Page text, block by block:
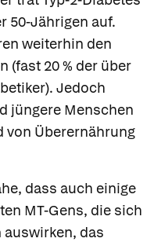
50-Jährigen auf.
weiterhin den
(fast 20 % der über
Jedoch
jüngere Menschen
von Überernährung
dass auch einige
MT-Gens, die sich
das